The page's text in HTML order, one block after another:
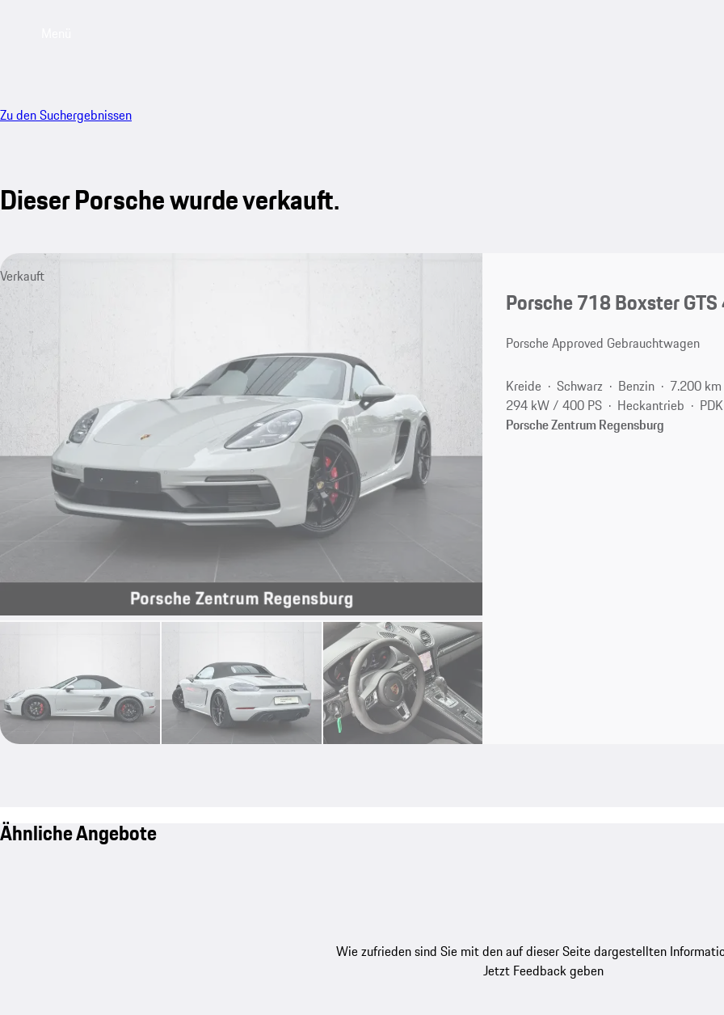
Zu den Suchergebnissen
Dieser Porsche wurde verkauft.
Verkauft
Porsche 718 Boxster GTS
Porsche Approved Gebrauchtwagen
Kreide Schwarz Benzin 7.200 km
294 kW / 400 PS
Heckantrieb
Porsche Zentrum Regensburg
Ähnliche Angebote
Wie zufrieden sind Sie mit den auf dieser Seite dargestellten
Jetzt Feedback geben